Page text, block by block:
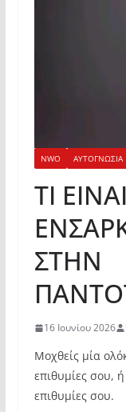
NWO ΑΥΤΟΓΝΩΣΙΑ
ΤΙ
ΣΤΗΝ
16 Ιουνίου 2026
Μοχθείς μία
επιθυμίες σου,
επιθυμίες σου.